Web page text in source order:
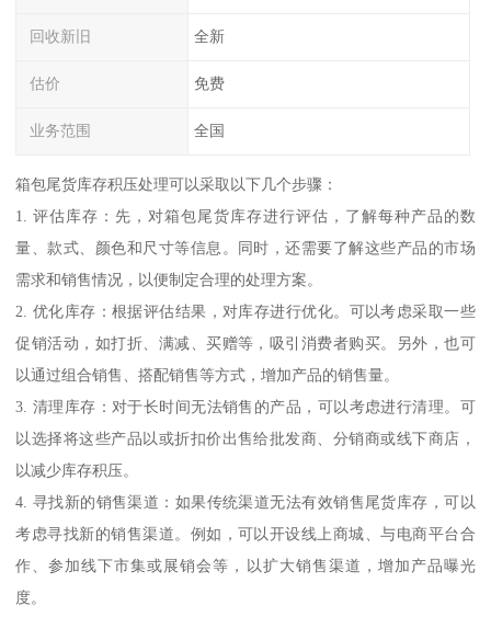
回收新旧 全新
估价 免费
业务范围 全国
箱包尾货库存积压处理可以采取以下几个步骤：
1. 评估库存：先，对箱包尾货库存进行评估，了解每种产品的数
量、款式、颜色和尺寸等信息。同时，还需要了解这些产品的市场
需求和销售情况，以便制定合理的处理方案。
2. 优化库存：根据评估结果，对库存进行优化。可以考虑采取一些
促销活动，如打折、满减、买赠等，吸引消费者购买。另外，也可
以通过组合销售、搭配销售等方式，增加产品的销售量。
3. 清理库存：对于长时间无法销售的产品，可以考虑进行清理。可
以选择将这些产品以或折扣价出售给批发商、分销商或线下商店，
以减少库存积压。
4. 寻找新的销售渠道：如果传统渠道无法有效销售尾货库存，可以
考虑寻找新的销售渠道。例如，可以开设线上商城、与电商平台合
作、参加线下市集或展销会等，以扩大销售渠道，增加产品曝光
度。